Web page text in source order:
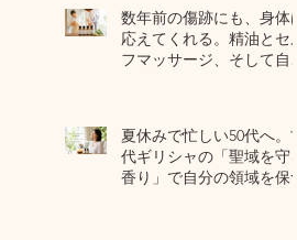
数年前の傷跡にも、身体は
応えてくれる。精油とセル
フマッサージ、そして自己
夏休みで忙しい50代へ。古
代ギリシャの「聖域を守る
香り」で自分の領域を保つ